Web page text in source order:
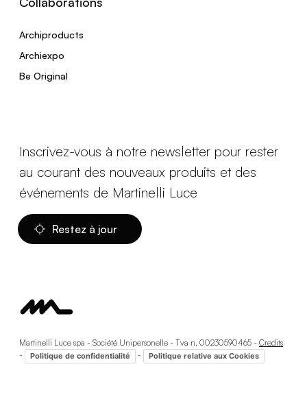
Archiproducts
Archiexpo
Be Original
Inscrivez-vous à notre newsletter pour rester
au courant des nouveaux produits et des
événements de Martinelli Luce
Restez à jour
Martinelli Luce spa - Société Unipersonelle - Tva n. 00230590465 - Credits
-
Politique de confidentialité - Politique relative aux Cookies